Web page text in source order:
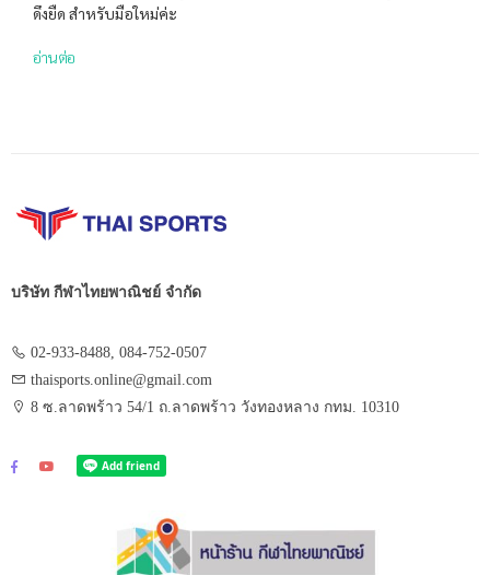
ดึงยืด สำหรับมือใหม่ค่ะ
อ่านต่อ
บริษัท กีฬาไทยพาณิชย์ จำกัด
02-933-8488, 084-752-0507
thaisports.online@gmail.com
8 ซ.ลาดพร้าว 54/1 ถ.ลาดพร้าว วังทองหลาง กทม. 10310